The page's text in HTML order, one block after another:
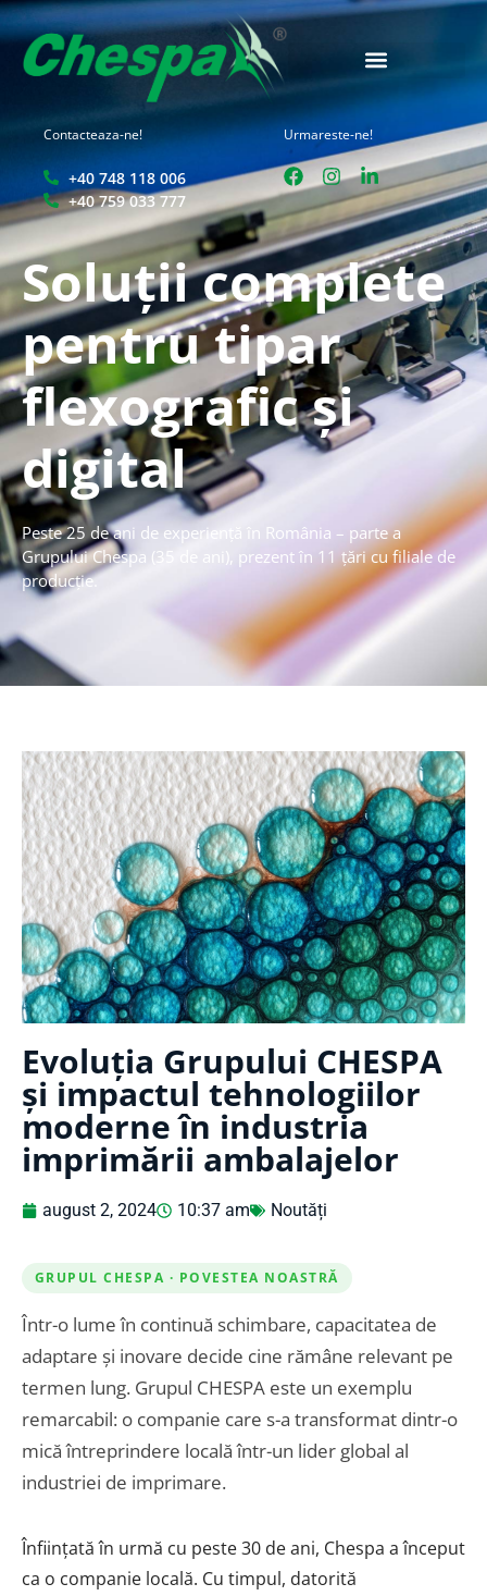
Contacteaza-ne!
+40 748 118 006
+40 759 033 777
Urmareste-ne!
Soluții complete
pentru tipar
flexografic și
digital
Peste 25 de ani de experiență în România – parte a
Grupului Chespa (35 de ani), prezent în 11 țări cu filiale de
producție.
Evoluția Grupului CHESPA
și impactul tehnologiilor
moderne în industria
imprimării ambalajelor
august 2, 2024 10:37 am Noutăți
GRUPUL CHESPA · POVESTEA NOASTRĂ
Într-o lume în continuă schimbare, capacitatea de
adaptare și inovare decide cine rămâne relevant pe
termen lung. Grupul CHESPA este un exemplu
remarcabil: o companie care s-a transformat dintr-o
mică întreprindere locală într-un lider global al
industriei de imprimare.
Înființată în urmă cu peste 30 de ani, Chespa a început
ca o companie locală. Cu timpul, datorită